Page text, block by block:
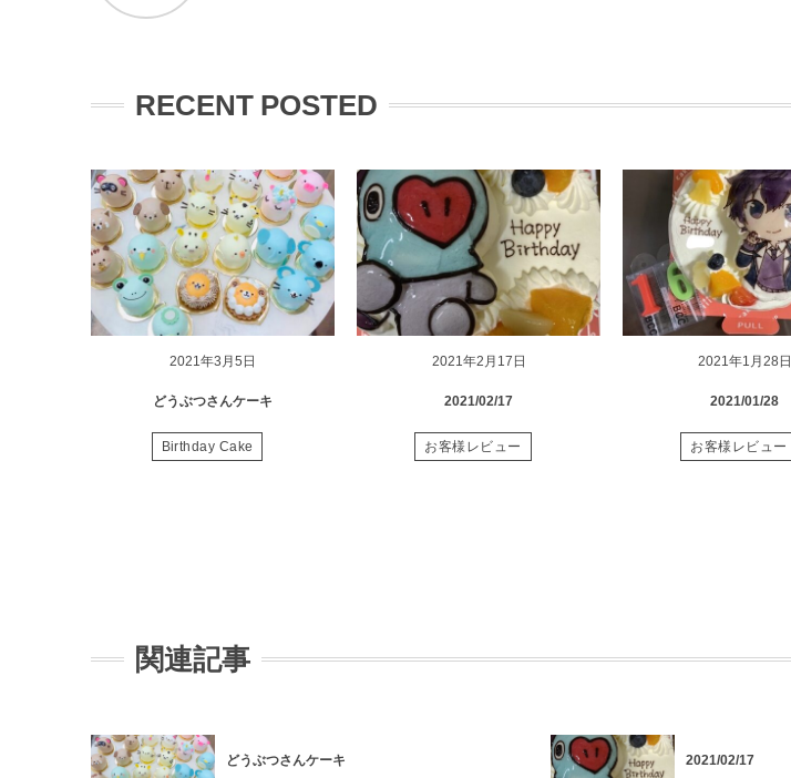
RECENT POSTED
2021年3月5日
どうぶつさんケーキ
Birthday Cake
2021年2月17日
2021/02/17
お客様レビュー
2021年1月28日
2021/01/28
お客様レビュー
関連記事
どうぶつさんケーキ 2021/02/17